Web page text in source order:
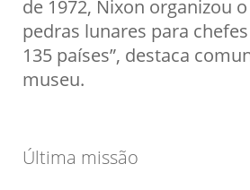
de 1972, Nixon organizou
pedras lunares para
135 países”, destaca
museu.
Última missão